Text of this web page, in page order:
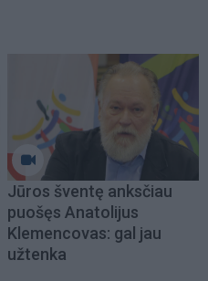
Jūros šventę anksčiau
puošęs Anatolijus
Klemencovas: gal jau
užtenka